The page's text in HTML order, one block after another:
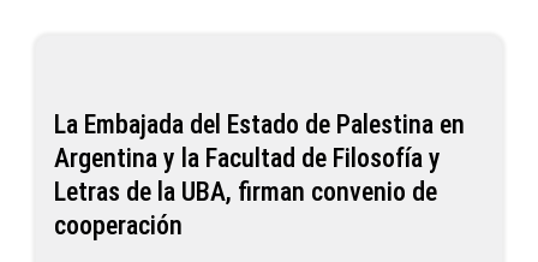
La Embajada del Estado de Palestina en
Argentina y la Facultad de Filosofía y
Letras de la UBA, firman convenio de
cooperación